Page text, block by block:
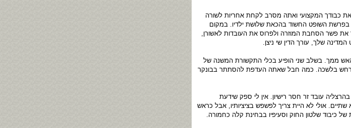
כבודך המקצועי ואתה מסרב לקחת אחריות לשורה
השופט החשוד בהכאת שלושת ילדיו. במקום
את פשר הסחבת המוזרה ולפרוס את העובדות לאשורן,
שלך, עורך הדין שי ניצן.
ממך. בשלב שני הופיע בכלי התקשורת המשנה של
בלשכה. כמה חבל שאתה העדפת להסתתר בבונקר
עובד זר חסר רישיון. אין לי ספק שידעת
אולי לא היית צריך לפשפש בציציותיו, אבל כראש
כיבוד שלטון החוק וסעיפיו בבחינת קלה כחמורה.